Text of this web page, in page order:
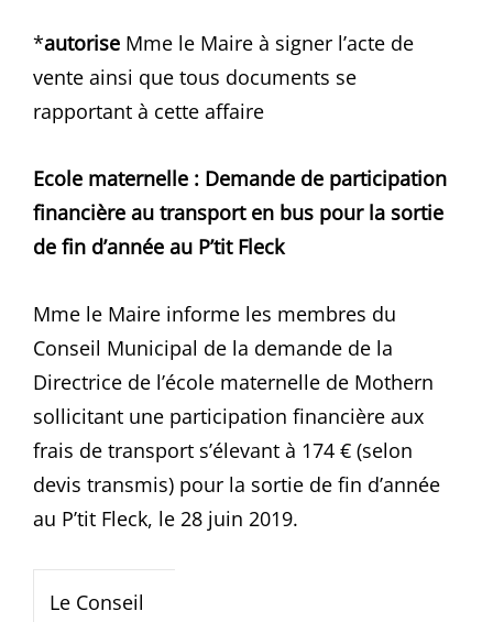
*autorise Mme le Maire à signer l’acte de
vente ainsi que tous documents se
rapportant à cette affaire
Ecole maternelle : Demande de participation
financière au transport en bus pour la sortie
de fin d’année au P’tit Fleck
Mme le Maire informe les membres du
Conseil Municipal de la demande de la
Directrice de l’école maternelle de Mothern
sollicitant une participation financière aux
frais de transport s’élevant à 174 € (selon
devis transmis) pour la sortie de fin d’année
au P’tit Fleck, le 28 juin 2019.
Le Conseil